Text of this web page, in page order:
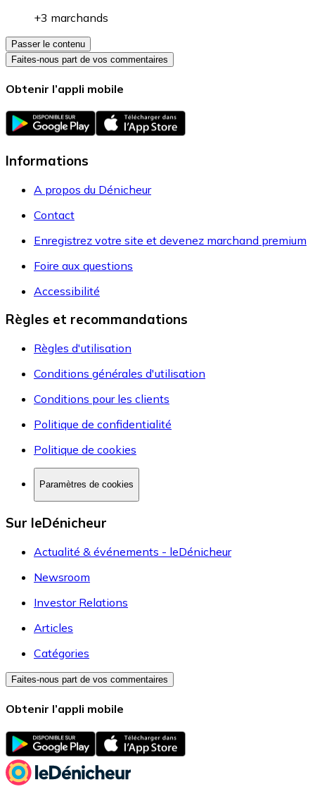
+3 marchands
Passer le contenu
Faites-nous part de vos commentaires
Obtenir l’appli mobile
Informations
A propos du Dénicheur
Contact
Enregistrez votre site et devenez marchand premium
Foire aux questions
Accessibilité
Règles et recommandations
Règles d'utilisation
Conditions générales d'utilisation
Conditions pour les clients
Politique de confidentialité
Politique de cookies
Paramètres de cookies
Sur leDénicheur
Actualité & événements - leDénicheur
Newsroom
Investor Relations
Articles
Catégories
Faites-nous part de vos commentaires
Obtenir l’appli mobile